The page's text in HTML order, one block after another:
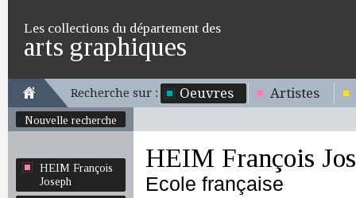
Les collections du département des
arts graphiques
Recherche sur : Oeuvres Artistes
Nouvelle recherche
HEIM François
Joseph
HEIM François
Ecole française